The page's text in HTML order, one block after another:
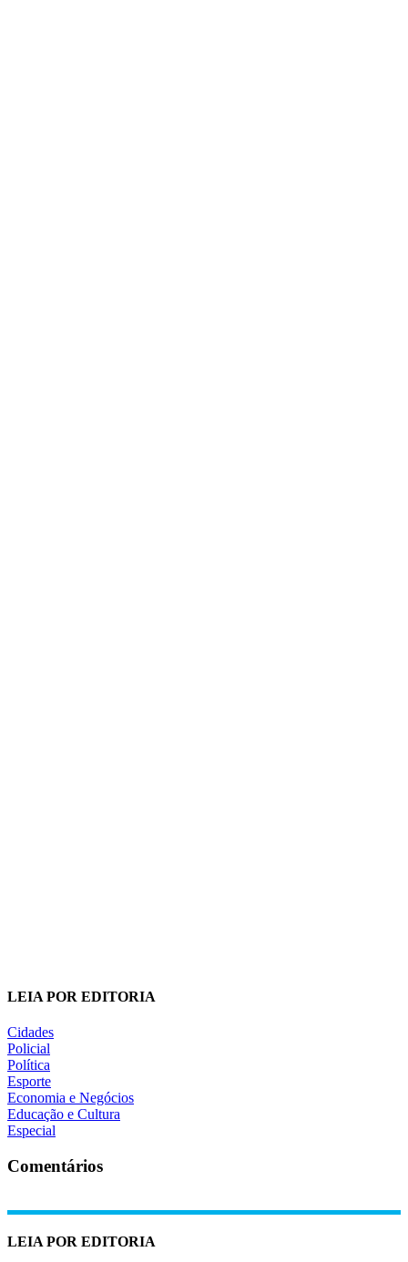
LEIA POR EDITORIA
Cidades
Policial
Política
Esporte
Economia e Negócios
Educação e Cultura
Especial
Comentários
LEIA POR EDITORIA